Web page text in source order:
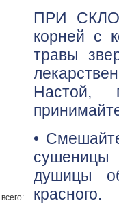
всего:
ПРИ
корней с
травы
Настой,
•
сушеницы
душицы
красного.